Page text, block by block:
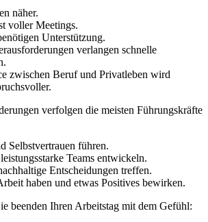
näher.
voller Meetings.
Unterstützung.
verlangen schnelle
zwischen Beruf und Privatleben wird
verfolgen die meisten Führungskräfte
Selbstvertrauen führen.
Teams entwickeln.
Entscheidungen treffen.
haben und etwas Positives bewirken.
beenden Ihren Arbeitstag mit dem Gefühl: